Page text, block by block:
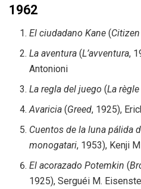
1962
El ciudadano Kane (
La aventura (L’avventura,
Antonioni
La regla del juego (La
Avaricia (Greed, 1925),
Cuentos de la luna pálida
monogatari, 1953), Kenji
El acorazado Potemkin (
1925), Serguéi M.